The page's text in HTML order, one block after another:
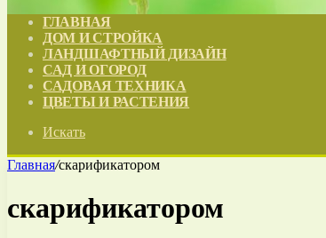
ГЛАВНАЯ
ДОМ И СТРОЙКА
ЛАНДШАФТНЫЙ ДИЗАЙН
САД И ОГОРОД
САДОВАЯ ТЕХНИКА
ЦВЕТЫ И РАСТЕНИЯ
Искать
Главная/скарификатором
скарификатором